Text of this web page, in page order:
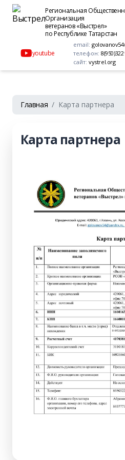
Региональная
Организация
ветеранов «Выстрел»
по Республике Татарстан
youtube
email:
телефон:
сайт: vystrel.org
Главная Карта партнера
Карта партнера